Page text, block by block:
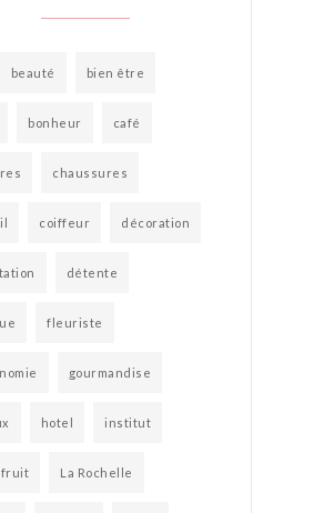
beauté bien être
bonheur café
chaussures
coiffeur décoration
détente
fleuriste
gourmandise
hotel institut
fruit La Rochelle